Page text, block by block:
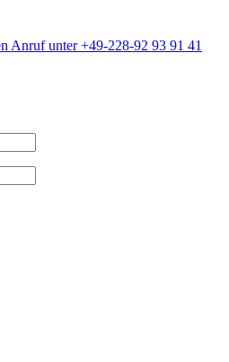
Anruf unter +49-228-92 93 91 41